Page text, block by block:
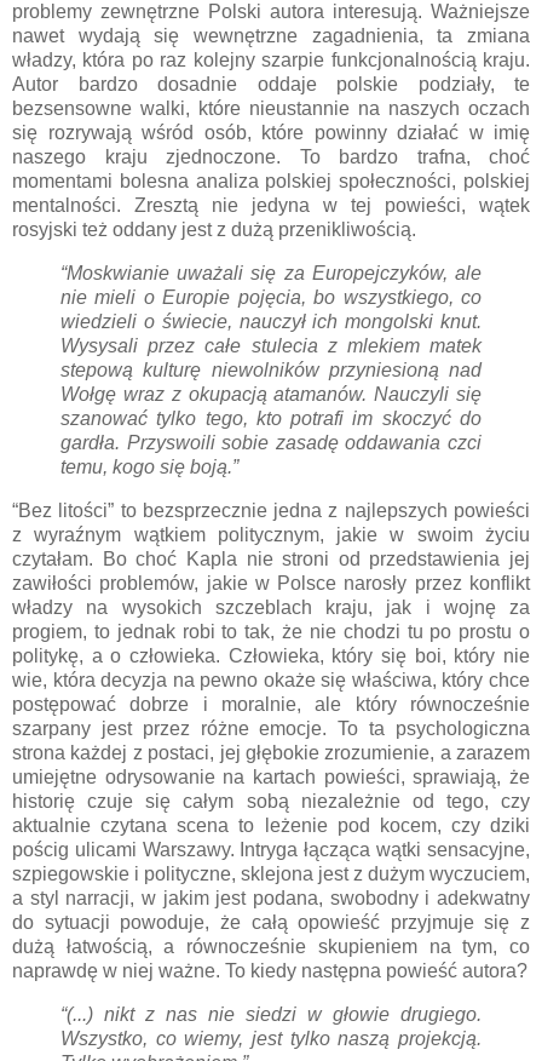
problemy zewnętrzne Polski autora interesują. Ważniejsze
nawet wydają się wewnętrzne zagadnienia, ta zmiana
władzy, która po raz kolejny szarpie funkcjonalnością kraju.
Autor bardzo dosadnie oddaje polskie podziały, te
bezsensowne walki, które nieustannie na naszych oczach
się rozrywają wśród osób, które powinny działać w imię
naszego kraju zjednoczone. To bardzo trafna, choć
momentami bolesna analiza polskiej społeczności, polskiej
mentalności. Zresztą nie jedyna w tej powieści, wątek
rosyjski też oddany jest z dużą przenikliwością.
“Moskwianie uważali się za Europejczyków, ale
nie mieli o Europie pojęcia, bo wszystkiego, co
wiedzieli o świecie, nauczył ich mongolski knut.
Wysysali przez całe stulecia z mlekiem matek
stepową kulturę niewolników przyniesioną nad
Wołgę wraz z okupacją atamanów. Nauczyli się
szanować tylko tego, kto potrafi im skoczyć do
gardła. Przyswoili sobie zasadę oddawania czci
temu, kogo się boją.”
“Bez litości” to bezsprzecznie jedna z najlepszych powieści
z wyraźnym wątkiem politycznym, jakie w swoim życiu
czytałam. Bo choć Kapla nie stroni od przedstawienia jej
zawiłości problemów, jakie w Polsce narosły przez konflikt
władzy na wysokich szczeblach kraju, jak i wojnę za
progiem, to jednak robi to tak, że nie chodzi tu po prostu o
politykę, a o człowieka. Człowieka, który się boi, który nie
wie, która decyzja na pewno okaże się właściwa, który chce
postępować dobrze i moralnie, ale który równocześnie
szarpany jest przez różne emocje. To ta psychologiczna
strona każdej z postaci, jej głębokie zrozumienie, a zarazem
umiejętne odrysowanie na kartach powieści, sprawiają, że
historię czuje się całym sobą niezależnie od tego, czy
aktualnie czytana scena to leżenie pod kocem, czy dziki
pościg ulicami Warszawy. Intryga łącząca wątki sensacyjne,
szpiegowskie i polityczne, sklejona jest z dużym wyczuciem,
a styl narracji, w jakim jest podana, swobodny i adekwatny
do sytuacji powoduje, że całą opowieść przyjmuje się z
dużą łatwością, a równocześnie skupieniem na tym, co
naprawdę w niej ważne. To kiedy następna powieść autora?
“(...) nikt z nas nie siedzi w głowie drugiego.
Wszystko, co wiemy, jest tylko naszą projekcją.